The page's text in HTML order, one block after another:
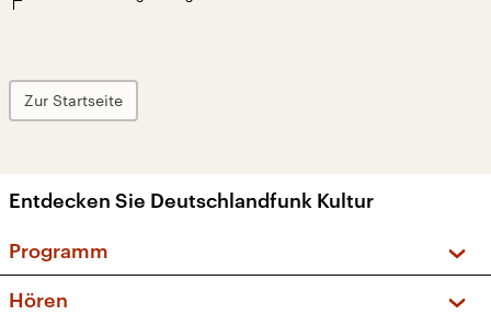
Zur Startseite
Entdecken Sie Deutschlandfunk Kultur
Programm
Hören